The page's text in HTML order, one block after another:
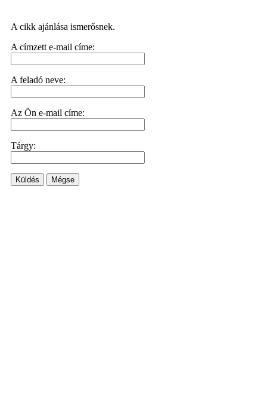
A cikk ajánlása ismerősnek.
A címzett e-mail címe:
A feladó neve:
Az Ön e-mail címe:
Tárgy:
Küldés Mégse